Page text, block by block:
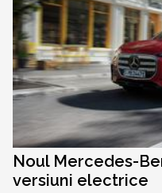
Noul Mercedes-
versiuni electrice